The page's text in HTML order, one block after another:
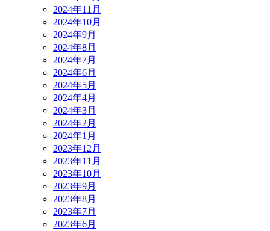
2024年11月
2024年10月
2024年9月
2024年8月
2024年7月
2024年6月
2024年5月
2024年4月
2024年3月
2024年2月
2024年1月
2023年12月
2023年11月
2023年10月
2023年9月
2023年8月
2023年7月
2023年6月